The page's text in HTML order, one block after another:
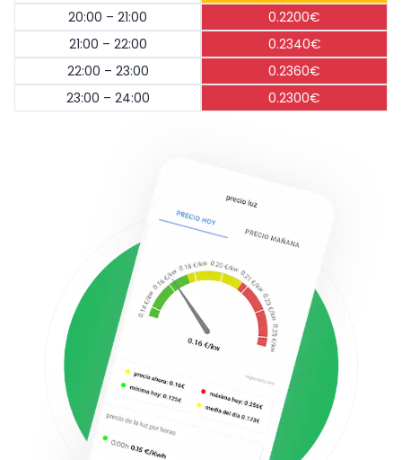
20:00 – 21:00
0.2200€
21:00 – 22:00
0.2340€
22:00 – 23:00
0.2360€
23:00 – 24:00
0.2300€